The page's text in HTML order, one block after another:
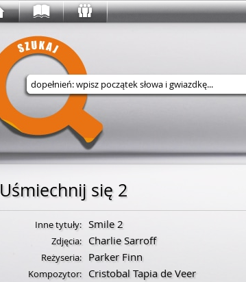
Wyszukaj w serwisie
Uśmiechnij się 2
Inne tytuły: Smile 2
Zdjęcia: Charlie Sarroff
Reżyseria: Parker Finn
Kompozytor: Cristobal Tapia de Veer